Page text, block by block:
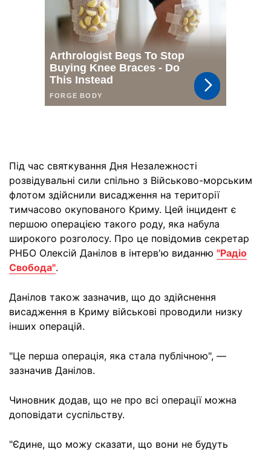
Під час святкування Дня Незалежності
розвідувальні сили спільно з Військово-морським
флотом здійснили висадження на території
тимчасово окупованого Криму. Цей інцидент є
першою операцією такого роду, яка набула
широкого розголосу. Про це повідомив секретар
РНБО Олексій Данілов в інтерв'ю виданню "Радіо
Свобода".
Данілов також зазначив, що до здійснення
висадження в Криму військові проводили низку
інших операцій.
"Це перша операція, яка стала публічною", —
зазначив Данілов.
Чиновник додав, що не про всі операції можна
доповідати суспільству.
"Єдине, що можу сказати, що вони не будуть